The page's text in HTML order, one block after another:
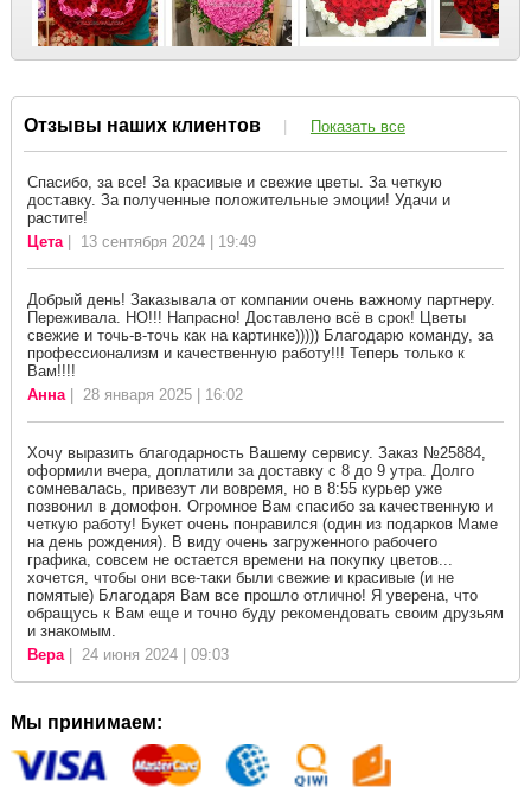
Отзывы наших клиентов | Показать все
Спасибо, за все! За красивые и свежие цветы. За четкую
доставку. За полученные положительные эмоции! Удачи и
растите!
Цета| 13 сентября 2024 | 19:49
Добрый день! Заказывала от компании очень важному партнеру.
Переживала. НО!!! Напрасно! Доставлено всё в срок! Цветы
свежие и точь-в-точь как на картинке))))) Благодарю команду, за
профессионализм и качественную работу!!! Теперь только к
Вам!!!!
Анна| 28 января 2025 | 16:02
Хочу выразить благодарность Вашему сервису. Заказ №25884,
оформили вчера, доплатили за доставку с 8 до 9 утра. Долго
сомневалась, привезут ли вовремя, но в 8:55 курьер уже
позвонил в домофон. Огромное Вам спасибо за качественную и
четкую работу! Букет очень понравился (один из подарков Маме
на день рождения). В виду очень загруженного рабочего
графика, совсем не остается времени на покупку цветов...
хочется, чтобы они все-таки были свежие и красивые (и не
помятые) Благодаря Вам все прошло отлично! Я уверена, что
обращусь к Вам еще и точно буду рекомендовать своим друзьям
и знакомым.
Вера| 24 июня 2024 | 09:03
Мы принимаем: